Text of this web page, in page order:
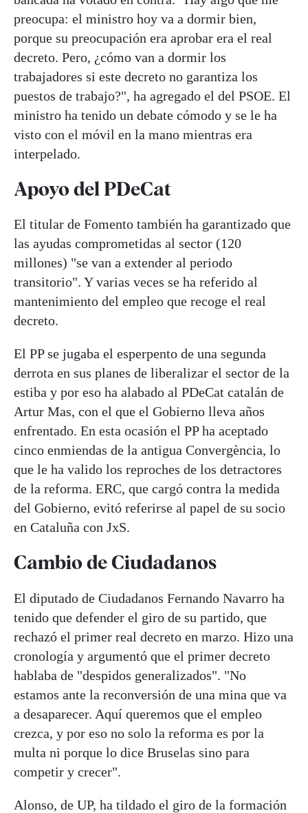
preocupa: el ministro hoy va a dormir bien,
porque su preocupación era aprobar era el real
decreto. Pero, ¿cómo van a dormir los
trabajadores si este decreto no garantiza los
puestos de trabajo?", ha agregado el del PSOE. El
ministro ha tenido un debate cómodo y se le ha
visto con el móvil en la mano mientras era
interpelado.
Apoyo del PDeCat
El titular de Fomento también ha garantizado que
las ayudas comprometidas al sector (120
millones) "se van a extender al periodo
transitorio". Y varias veces se ha referido al
mantenimiento del empleo que recoge el real
decreto.
El PP se jugaba el esperpento de una segunda
derrota en sus planes de liberalizar el sector de la
estiba y por eso ha alabado al PDeCat catalán de
Artur Mas, con el que el Gobierno lleva años
enfrentado. En esta ocasión el PP ha aceptado
cinco enmiendas de la antigua Convergència, lo
que le ha valido los reproches de los detractores
de la reforma. ERC, que cargó contra la medida
del Gobierno, evitó referirse al papel de su socio
en Cataluña con JxS.
Cambio de Ciudadanos
El diputado de Ciudadanos Fernando Navarro ha
tenido que defender el giro de su partido, que
rechazó el primer real decreto en marzo. Hizo una
cronología y argumentó que el primer decreto
hablaba de "despidos generalizados". "No
estamos ante la reconversión de una mina que va
a desaparecer. Aquí queremos que el empleo
crezca, y por eso no solo la reforma es por la
multa ni porque lo dice Bruselas sino para
competir y crecer".
Alonso, de UP, ha tildado el giro de la formación